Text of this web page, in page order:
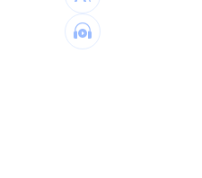
新／國道
7縣市大
國道傳嚴
盤前／台